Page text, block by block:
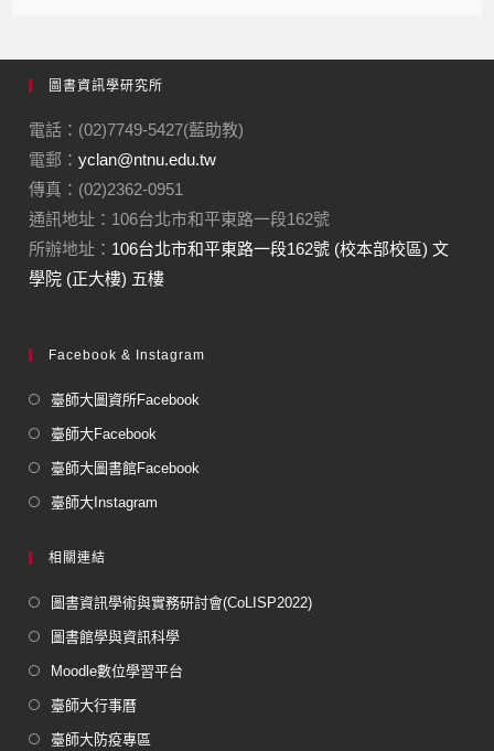
圖書資訊學研究所
電話：(02)7749-5427(藍助教)
電郵：yclan@ntnu.edu.tw
傳真：(02)2362-0951
通訊地址：106台北市和平東路一段162號
所辦地址： 106台北市和平東路一段162號 (校本部校區) 文
學院 (正大樓) 五樓
Facebook & Instagram
臺師大圖資所Facebook
臺師大Facebook
臺師大圖書館Facebook
臺師大Instagram
相關連結
圖書資訊學術與實務研討會(CoLISP2022)
圖書館學與資訊科學
Moodle數位學習平台
臺師大行事曆
臺師大防疫專區